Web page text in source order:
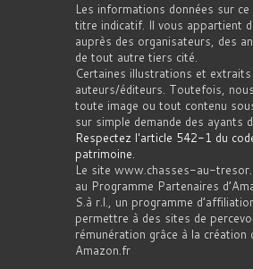
Les informations données sur
titre indicatif. Il vous appartient
auprès des organisateurs, des
de tout autre tiers cité.
Certaines illustrations et
auteurs/éditeurs. Toutefois,
toute image ou tout contenu
sur simple demande des ayants
Respectez l'article 542-1 du
patrimoine.
Le site www.chasses-au-
au Programme Partenaires
S.à r.l., un programme
permettre à des sites de
rémunération grâce à la création
Amazon.fr